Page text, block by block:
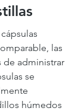
las
de administrar
se
húmedos